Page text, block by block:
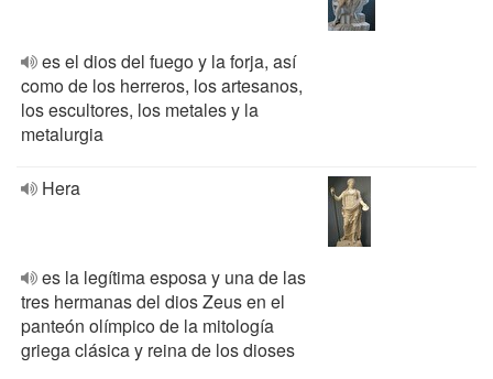
es el dios del fuego y la forja, así
como de los herreros, los artesanos,
los escultores, los metales y la
metalurgia
Hera
es la legítima esposa y una de las
tres hermanas del dios Zeus en el
panteón olímpico de la mitología
griega clásica y reina de los dioses